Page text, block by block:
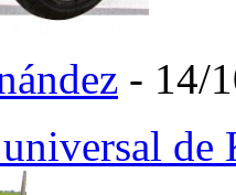
- 14/
de